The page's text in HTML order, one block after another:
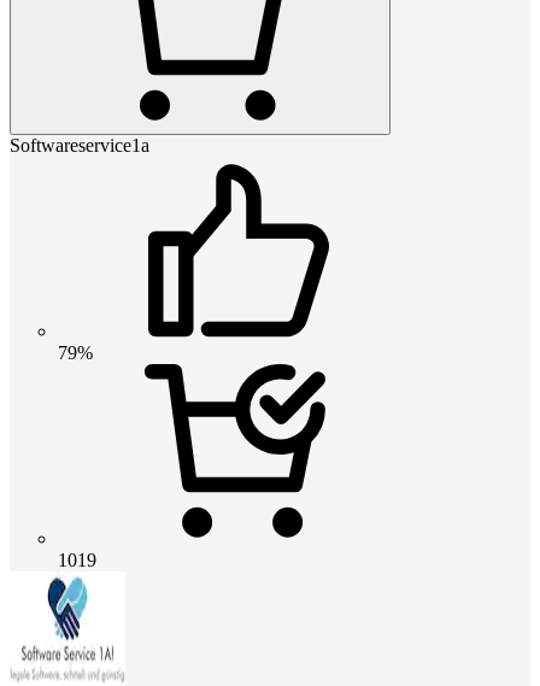
Softwareservice1a
79%
1019